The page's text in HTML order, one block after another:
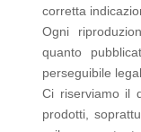
corretta
Ogni
quanto
perseguibile
Ci riserviamo il
prodotti,